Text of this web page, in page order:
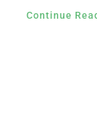
Continue